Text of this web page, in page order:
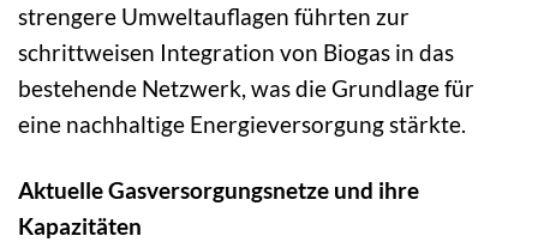
strengere Umweltauflagen führten zur
schrittweisen Integration von Biogas in das
bestehende Netzwerk, was die Grundlage für
eine nachhaltige Energieversorgung stärkte.
Aktuelle Gasversorgungsnetze und ihre
Kapazitäten